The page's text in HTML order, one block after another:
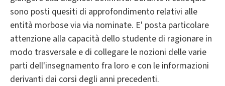
sono posti quesiti di approfondimento relativi alle
entità morbose via via nominate. E' posta particolare
attenzione alla capacità dello studente di ragionare in
modo trasversale e di collegare le nozioni delle varie
parti dell'insegnamento fra loro e con le informazioni
derivanti dai corsi degli anni precedenti.